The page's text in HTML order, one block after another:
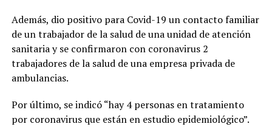
Además, dio positivo para Covid-19 un contacto familiar
de un trabajador de la salud de una unidad de atención
sanitaria y se confirmaron con coronavirus 2
trabajadores de la salud de una empresa privada de
ambulancias.
Por último, se indicó “hay 4 personas en tratamiento
por coronavirus que están en estudio epidemiológico”.